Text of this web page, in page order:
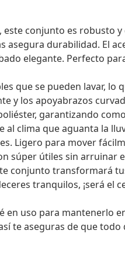
conjunto es robusto y
durabilidad. El
elegante. Perfecto
que se pueden lavar, lo
y los apoyabrazos
garantizando
al clima que aguanta la
Ligero para mover
súper útiles sin arruinar
conjunto transformará
tranquilos, ¡será el
en uso para mantenerlo
te aseguras de que todo